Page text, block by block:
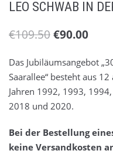
LEO SCHWAB IN
€109.50 €90.00
Das Jubiläumsangebot
Saarallee“ besteht aus
Jahren 1992, 1993,
2018 und 2020.
Bei der Bestellung
keine Versandkosten